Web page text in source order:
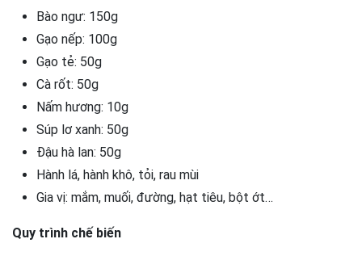
Bào ngư: 150g
Gạo nếp: 100g
Gạo tẻ: 50g
Cà rốt: 50g
Nấm hương: 10g
Súp lơ xanh: 50g
Đậu hà lan: 50g
Hành lá, hành khô, tỏi, rau mùi
Gia vị: mắm, muối, đường, hạt tiêu, bột ớt…
Quy trình chế biến